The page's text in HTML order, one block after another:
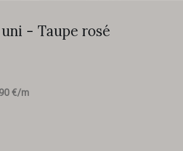
- Taupe rosé
€/m